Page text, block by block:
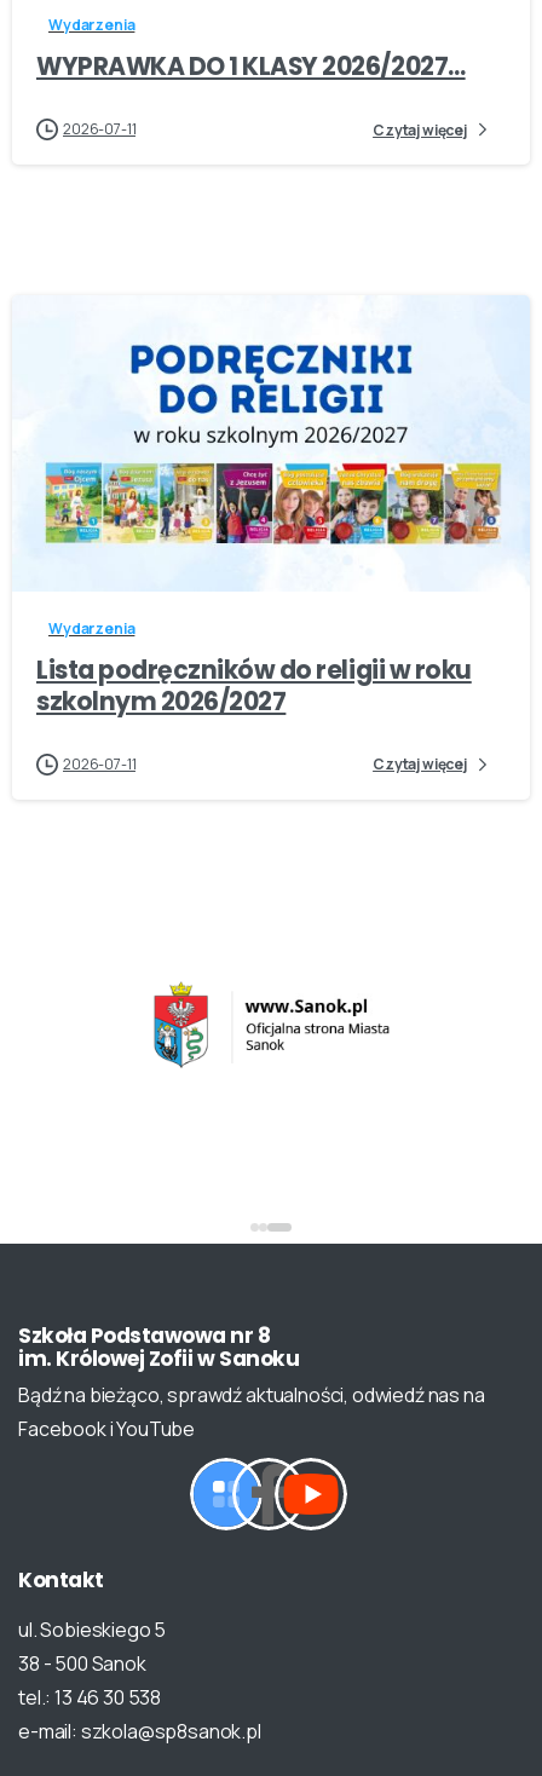
Wydarzenia
WYPRAWKA DO 1 KLASY 2026/2027…
2026-07-11 Czytaj więcej
-
Wydarzenia
Lista podręczników do religii w roku
szkolnym 2026/2027
2026-07-11 Czytaj więcej
Szkoła Podstawowa nr 8
im. Królowej ZofiiwSanoku
Bądź na bieżąco, sprawdź aktualności, odwiedź nas na
Facebook i YouTube
Kontakt
ul. Sobieskiego 5
38 - 500 Sanok
tel.: 13 46 30 538
e-mail: szkola@sp8sanok.pl